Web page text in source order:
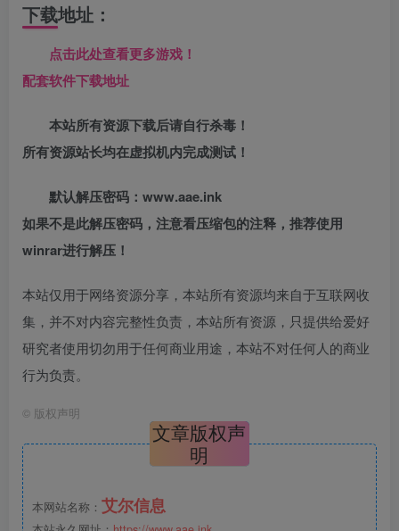
下载地址：
点击此处查看更多游戏！
配套软件下载地址
本站所有资源下载后请自行杀毒！
所有资源站长均在虚拟机内完成测试！
默认解压密码：www.aae.ink
如果不是此解压密码，注意看压缩包的注释，推荐使用
winrar进行解压！
本站仅用于网络资源分享，本站所有资源均来自于互联网收
集，并不对内容完整性负责，本站所有资源，只提供给爱好
研究者使用切勿用于任何商业用途，本站不对任何人的商业
行为负责。
© 版权声明
文章版权声
明
本网站名称： 艾尔信息